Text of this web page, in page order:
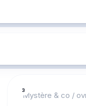
3
Mystère & co /